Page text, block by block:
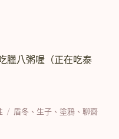
臘八粥喔（正在吃泰
標
盾冬 、 生子 、 塗鴉 、聊齋